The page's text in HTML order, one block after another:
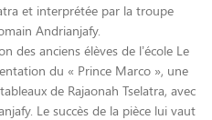
et interprétée par la troupe
Andrianjafy.
des anciens élèves de l’école Le
du « Prince Marco », une
de Rajaonah Tselatra, avec
Le succès de la pièce lui vaut